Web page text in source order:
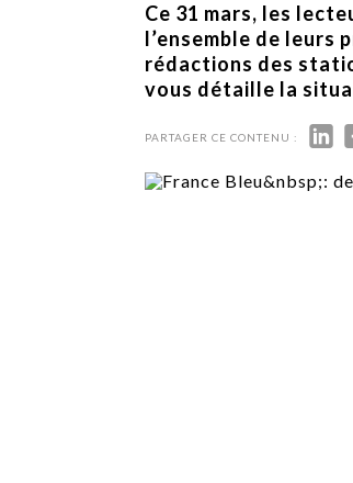
RETAIL
MÉDIAS
MANAGEMENT
ÉVÉNEMENTIELS
TECH
OPINIONS
LA REVUE
ARTICLE
Ce 31 mars, les
l’ensemble de leurs
rédactions des
vous détaille la
PARTAGER CE CONTENU :